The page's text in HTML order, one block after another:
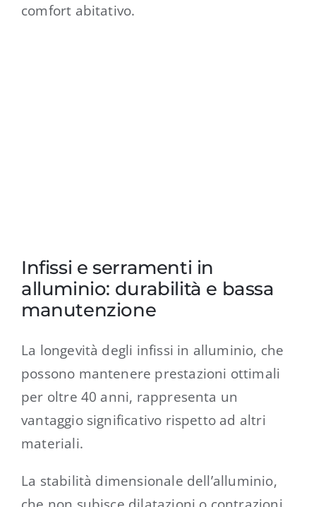
comfort abitativo.
Infissi e serramenti in
alluminio: durabilità e bassa
manutenzione
La longevità degli infissi in alluminio, che
possono mantenere prestazioni ottimali
per oltre 40 anni, rappresenta un
vantaggio significativo rispetto ad altri
materiali.
La stabilità dimensionale dell’alluminio,